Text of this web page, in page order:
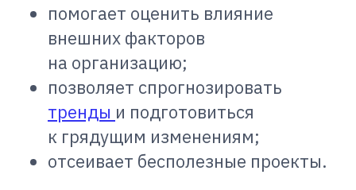
помогает оценить влияние
внешних факторов
на организацию;
позволяет спрогнозировать
тренды и подготовиться
к грядущим изменениям;
отсеивает бесполезные проекты.